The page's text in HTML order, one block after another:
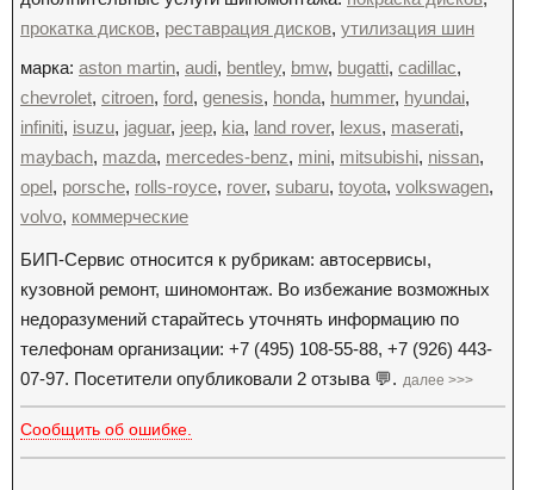
прокатка дисков, реставрация дисков, утилизация шин
марка: aston martin, audi, bentley, bmw, bugatti, cadillac,
chevrolet, citroen, ford, genesis, honda, hummer, hyundai,
infiniti, isuzu, jaguar, jeep, kia, land rover, lexus, maserati,
maybach, mazda, mercedes-benz, mini, mitsubishi, nissan,
opel, porsche, rolls-royce, rover, subaru, toyota, volkswagen,
volvo, коммерческие
БИП-Сервис относится к рубрикам: автосервисы,
кузовной ремонт, шиномонтаж. Во избежание возможных
недоразумений старайтесь уточнять информацию по
телефонам организации: +7 (495) 108-55-88, +7 (926) 443-
07-97. Посетители опубликовали 2 отзыва 💬. далее >>>
Сообщить об ошибке.